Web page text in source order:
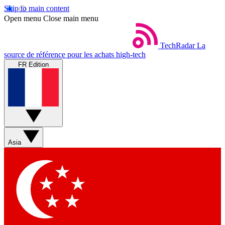
Skip to main content
Open menu Close main menu
TechRadar La
source de référence pour les achats high-tech
FR Edition
Asia